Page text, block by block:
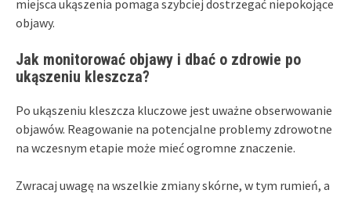
miejsca ukąszenia pomaga szybciej dostrzegać niepokojące
objawy.
Jak monitorować objawy i dbać o zdrowie po
ukąszeniu kleszcza?
Po ukąszeniu kleszcza kluczowe jest uważne obserwowanie
objawów. Reagowanie na potencjalne problemy zdrowotne
na wczesnym etapie może mieć ogromne znaczenie.
Zwracaj uwagę na wszelkie zmiany skórne, w tym rumień, a